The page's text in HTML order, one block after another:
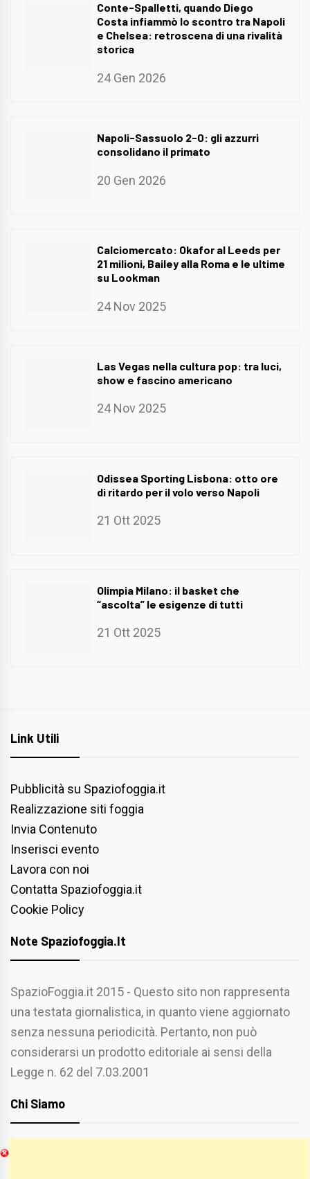
Conte-Spalletti, quando Diego
Costa infiammò lo scontro tra Napoli
e Chelsea: retroscena di una rivalità
storica
24 Gen 2026
Napoli-Sassuolo 2-0: gli azzurri
consolidano il primato
20 Gen 2026
Calciomercato: Okafor al Leeds per
21 milioni, Bailey alla Roma e le ultime
su Lookman
24 Nov 2025
Las Vegas nella cultura pop: tra luci,
show e fascino americano
24 Nov 2025
Odissea Sporting Lisbona: otto ore
di ritardo per il volo verso Napoli
21 Ott 2025
Olimpia Milano: il basket che
“ascolta” le esigenze di tutti
21 Ott 2025
Link Utili
Pubblicità su Spaziofoggia.it
Realizzazione siti foggia
Invia Contenuto
Inserisci evento
Lavora con noi
Contatta Spaziofoggia.it
Cookie Policy
Note Spaziofoggia.it
SpazioFoggia.it 2015 - Questo sito non rappresenta
una testata giornalistica, in quanto viene aggiornato
senza nessuna periodicità. Pertanto, non può
considerarsi un prodotto editoriale ai sensi della
Legge n. 62 del 7.03.2001
Chi Siamo